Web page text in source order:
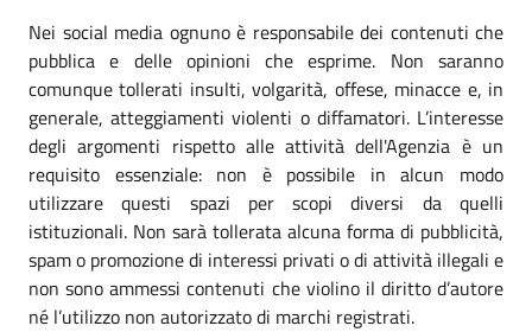
Nei social media ognuno è responsabile dei contenuti che
pubblica e delle opinioni che esprime. Non saranno
comunque tollerati insulti, volgarità, offese, minacce e, in
generale, atteggiamenti violenti o diffamatori. L’interesse
degli argomenti rispetto alle attività dell'Agenzia è un
requisito essenziale: non è possibile in alcun modo
utilizzare questi spazi per scopi diversi da quelli
istituzionali. Non sarà tollerata alcuna forma di pubblicità,
spam o promozione di interessi privati o di attività illegali e
non sono ammessi contenuti che violino il diritto d’autore
né l’utilizzo non autorizzato di marchi registrati.